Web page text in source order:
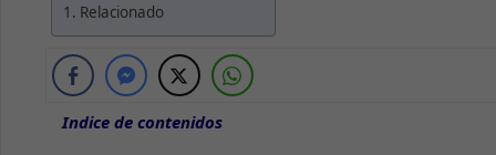
Relacionado
Indice de contenidos